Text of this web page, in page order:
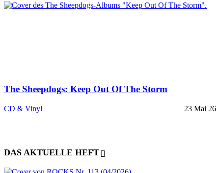
The Sheepdogs: Keep Out Of The Storm
CD & Vinyl 23 Mai 26
DAS AKTUELLE HEFT